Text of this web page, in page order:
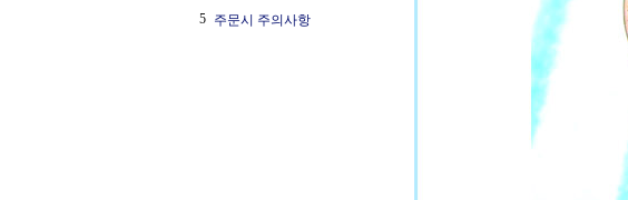
5 주문시 주의사항